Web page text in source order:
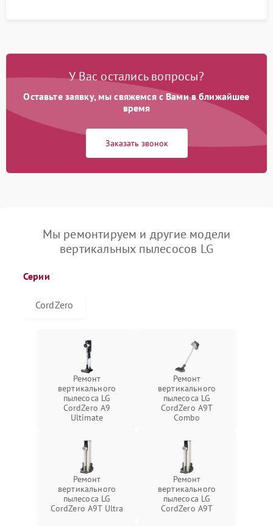
У Вас остались вопросы?
Оставьте заявку, мы свяжемся с Вами в ближайшее
время
Заказать звонок
Мы ремонтируем и другие модели
вертикальных пылесосов LG
Серии
CordZero
Ремонт
вертикального
пылесоса LG
CordZero A9
Ultimate
Ремонт
вертикального
пылесоса LG
CordZero A9T
Combo
Ремонт
вертикального
пылесоса LG
CordZero A9T Ultra
Ремонт
вертикального
пылесоса LG
CordZero A9T